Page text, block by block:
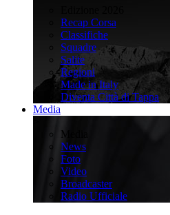
Recap Corsa
Classifiche
Squadre
Salite
Regioni
Made in Italy
Diventa Città di Tappa
Media
Media
News
Foto
Video
Broadcaster
Radio Ufficiale